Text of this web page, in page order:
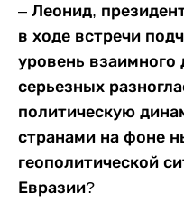
– Леонид,
в ходе встречи
уровень взаимного
серьезных
политическую
странами на фоне
геополитической
Евразии?